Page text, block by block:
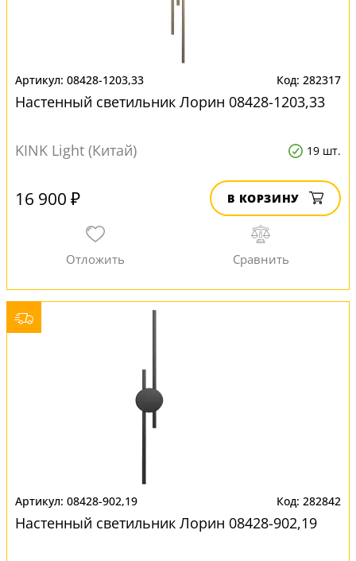
08428-1203,33 282317
Настенный светильник Лорин 08428-1203,33
KINK Light (Китай) 19 шт.
16 900 ₽ В КОРЗИНУ
08428-902,19 282842
Настенный светильник Лорин 08428-902,19